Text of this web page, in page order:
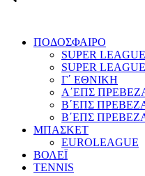
ΠΟΔΟΣΦΑΙΡΟ
SUPER LEAGUE
SUPER
Γ΄ ΕΘΝΙΚΗ
Α΄ΕΠΣ
Β΄ΕΠΣ
Β΄ΕΠΣ
ΜΠΑΣΚΕΤ
EUROLEAGUE
ΒΟΛΕΪ
TENNIS